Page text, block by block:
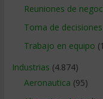
Reuniones de
Toma de decisiones
Trabajo en equipo
Industrias (4.874)
Aeronautica (95)